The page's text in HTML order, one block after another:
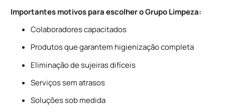
Importantes motivos para escolher o Grupo Limpeza:
Colaboradores capacitados
Produtos que garantem higienização completa
Eliminação de sujeiras difíceis
Serviços sem atrasos
Soluções sob medida